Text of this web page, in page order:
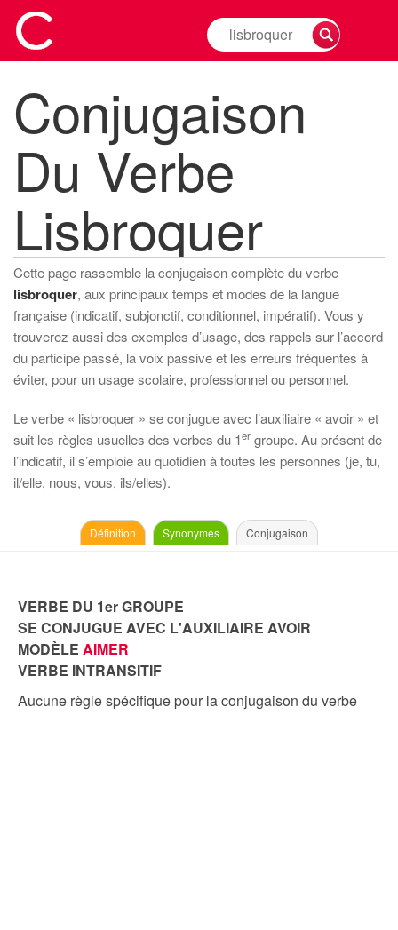
Rechercher
la
d'un
verbe
Conjugaison
Du Verbe
Lisbroquer
Cette page rassemble la conjugaison complète du verbe
lisbroquer, aux principaux temps et modes de la langue
française (indicatif, subjonctif, conditionnel, impératif). Vous y
trouverez aussi des exemples d’usage, des rappels sur l’accord
du participe passé, la voix passive et les erreurs fréquentes à
éviter, pour un usage scolaire, professionnel ou personnel.
Le verbe « lisbroquer » se conjugue avec l’auxiliaire « avoir » et
suit les règles usuelles des verbes du 1er groupe. Au présent de
l’indicatif, il s’emploie au quotidien à toutes les personnes (je, tu,
il/elle, nous, vous, ils/elles).
Définition Synonymes Conjugaison
VERBE DU 1er GROUPE
SE CONJUGUE AVEC L'AUXILIAIRE AVOIR
MODÈLE AIMER
VERBE INTRANSITIF
Aucune règle spécifique pour la conjugaison du verbe